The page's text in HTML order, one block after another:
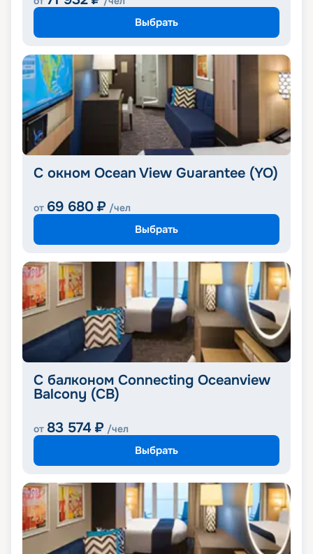
Выбрать
С окном Ocean View Guarantee (YO)
от 69 680 ₽ /чел
Выбрать
С балконом Connecting Oceanview
Balcony (CB)
от 83 574 ₽ /чел
Выбрать